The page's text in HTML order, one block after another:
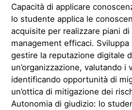
Capacità di applicare
lo studente applica le
acquisite per realizzare piani
management efficaci.
gestire la reputazione digitale
un’organizzazione, valutando i
identificando opportunità di
un’ottica di mitigazione dei
Autonomia di giudizio: lo